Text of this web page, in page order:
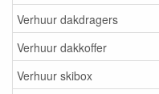
Verhuur dakdragers
Verhuur dakkoffer
Verhuur skibox